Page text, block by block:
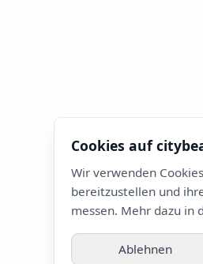
Cookies auf
Wir verwenden
bereitzustellen und
messen. Mehr dazu in
Ablehnen